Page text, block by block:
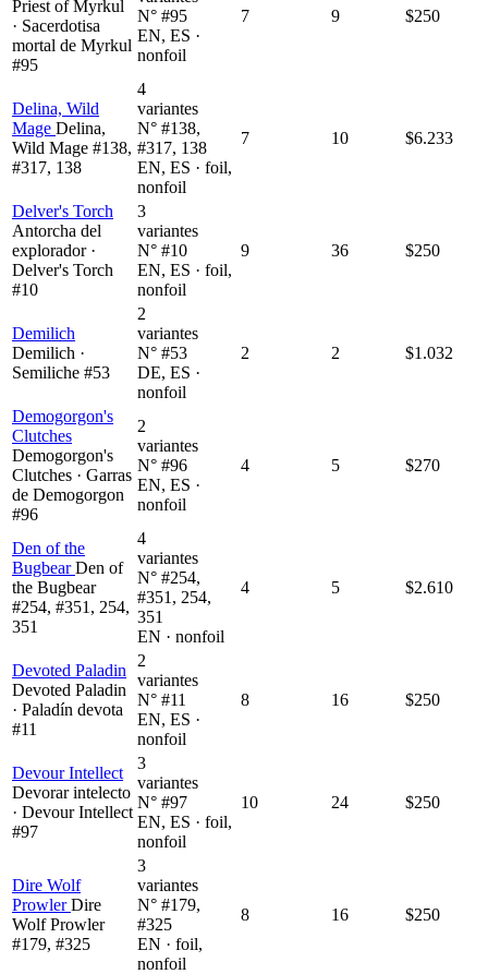
Priest of Myrkul
· Sacerdotisa
mortal de Myrkul
#95
N° #95
EN, ES ·
nonfoil
7 9 $250
Delina, Wild
Mage Delina,
Wild Mage #138,
#317, 138
4
variantes
N° #138,
#317, 138
EN, ES · foil,
nonfoil
7 10 $6.233
Delver's Torch
Antorcha del
explorador ·
Delver's Torch
#10
3
variantes
N° #10
EN, ES · foil,
nonfoil
9 36 $250
Demilich
Demilich ·
Semiliche #53
2
variantes
N° #53
DE, ES ·
nonfoil
2 2 $1.032
Demogorgon's
Clutches
Demogorgon's
Clutches · Garras
de Demogorgon
#96
2
variantes
N° #96
EN, ES ·
nonfoil
4 5 $270
Den of the
BugbearDen of
the Bugbear
#254, #351, 254,
351
4
variantes
N° #254,
#351, 254,
351
EN · nonfoil
4 5 $2.610
Devoted Paladin
Devoted Paladin
· Paladín devota
#11
2
variantes
N° #11
EN, ES ·
nonfoil
8 16 $250
Devour Intellect
Devorar intelecto
· Devour Intellect
#97
3
variantes
N° #97
EN, ES · foil,
nonfoil
10 24 $250
Dire Wolf
ProwlerDire
Wolf Prowler
#179, #325
3
variantes
N° #179,
#325
EN · foil,
nonfoil
8 16 $250